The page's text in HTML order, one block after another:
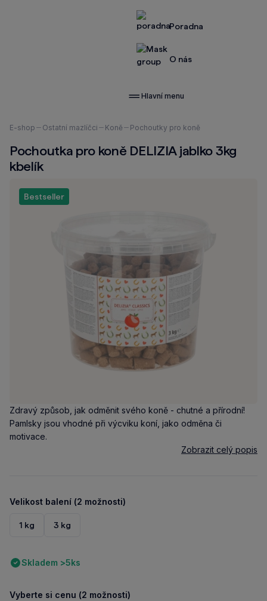
Poradna
O nás
Hlavní menu
Nacházíte
zde:
E-shop Ostatní mazlíčci Koně Pochoutky pro koně
Pochoutka pro koně DELIZIA jablko 3kg
kbelík
Bestseller
Zdravý způsob, jak odměnit svého koně - chutné a přírodní!
Pamlsky jsou vhodné při výcviku koní, jako odměna či
motivace.
Zobrazit celý popis
Velikost balení (2 možnosti)
1 kg 3 kg
Skladem >5ks
Vyberte si cenu (2 možnosti)